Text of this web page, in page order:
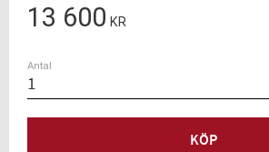
13 600 KR
Antal
KÖP